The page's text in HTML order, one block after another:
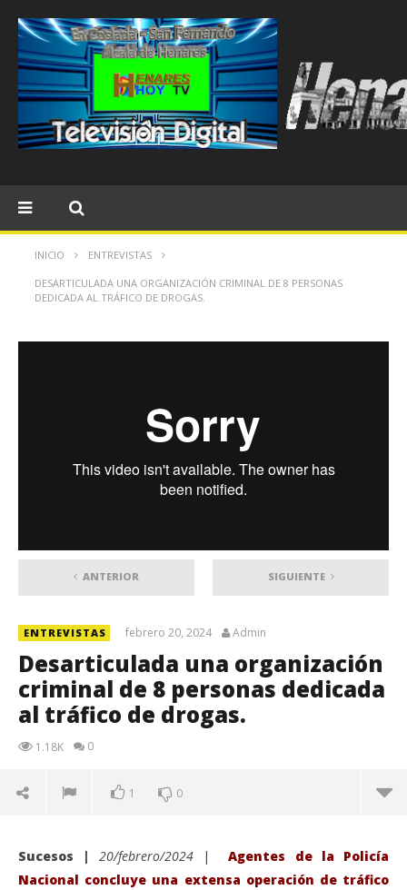
INICIO ENTREVISTAS
DESARTICULADA UNA ORGANIZACIÓN CRIMINAL DE 8 PERSONAS
DEDICADA AL TRÁFICO DE DROGAS.
ANTERIOR SIGUIENTE
ENTREVISTAS febrero 20, 2024 Admin
Desarticulada una organización
criminal de 8 personas dedicada
al tráfico de drogas.
1.18K 0
1 0
Sucesos | 20/febrero/2024|Agentes de la Policía
Nacional concluye una extensa operación de tráfico